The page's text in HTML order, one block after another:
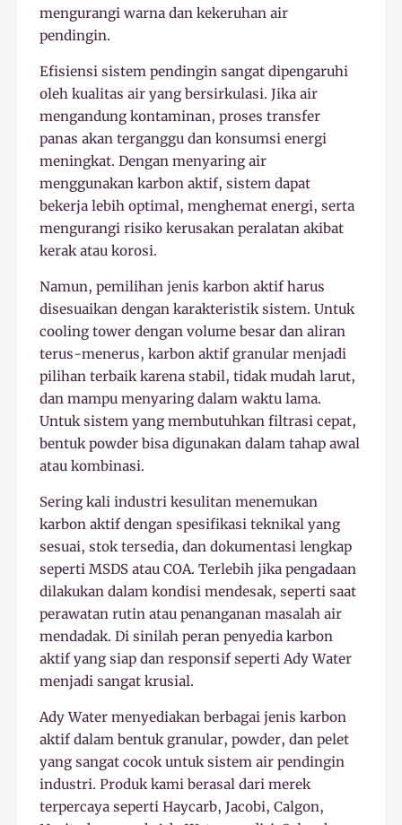
mengurangi warna dan kekeruhan air
pendingin.
Efisiensi sistem pendingin sangat dipengaruhi
oleh kualitas air yang bersirkulasi. Jika air
mengandung kontaminan, proses transfer
panas akan terganggu dan konsumsi energi
meningkat. Dengan menyaring air
menggunakan karbon aktif, sistem dapat
bekerja lebih optimal, menghemat energi, serta
mengurangi risiko kerusakan peralatan akibat
kerak atau korosi.
Namun, pemilihan jenis karbon aktif harus
disesuaikan dengan karakteristik sistem. Untuk
cooling tower dengan volume besar dan aliran
terus-menerus, karbon aktif granular menjadi
pilihan terbaik karena stabil, tidak mudah larut,
dan mampu menyaring dalam waktu lama.
Untuk sistem yang membutuhkan filtrasi cepat,
bentuk powder bisa digunakan dalam tahap awal
atau kombinasi.
Sering kali industri kesulitan menemukan
karbon aktif dengan spesifikasi teknikal yang
sesuai, stok tersedia, dan dokumentasi lengkap
seperti MSDS atau COA. Terlebih jika pengadaan
dilakukan dalam kondisi mendesak, seperti saat
perawatan rutin atau penanganan masalah air
mendadak. Di sinilah peran penyedia karbon
aktif yang siap dan responsif seperti Ady Water
menjadi sangat krusial.
Ady Water menyediakan berbagai jenis karbon
aktif dalam bentuk granular, powder, dan pelet
yang sangat cocok untuk sistem air pendingin
industri. Produk kami berasal dari merek
terpercaya seperti Haycarb, Jacobi, Calgon,